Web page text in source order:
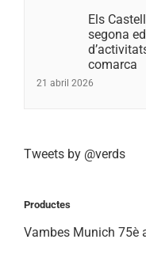
Els
segona
comarca
21 abril 2026
Tweets by @verds
Productes
Vambes Munich 75è